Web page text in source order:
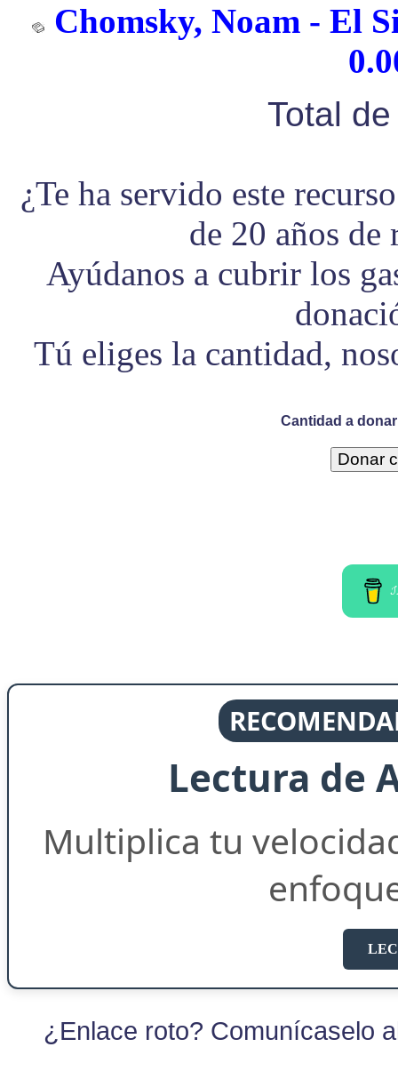
Chomsky, Noam - El
Total
¿Te ha servido este
de 20 años
Ayúdanos a cubrir los
Tú eliges la cantidad,
Cantidad a
Lectura de
Multiplica tu
¿Enlace roto? Comunícaselo